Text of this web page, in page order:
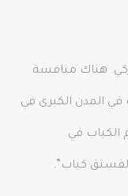
هناك منافسة
في المدن الكبرى في
الكباب في
كباب”.